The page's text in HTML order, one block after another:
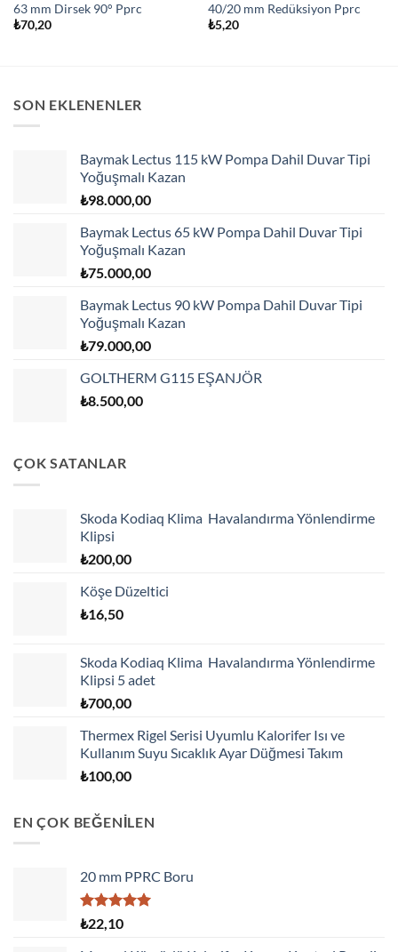
63 mm Dirsek 90° Pprc
₺70,20
40/20 mm Redüksiyon Pprc
₺5,20
SON EKLENENLER
Baymak Lectus 115 kW Pompa Dahil Duvar Tipi
Yoğuşmalı Kazan
₺98.000,00
Baymak Lectus 65 kW Pompa Dahil Duvar Tipi
Yoğuşmalı Kazan
₺75.000,00
Baymak Lectus 90 kW Pompa Dahil Duvar Tipi
Yoğuşmalı Kazan
₺79.000,00
GOLTHERM G115 EŞANJÖR
₺8.500,00
ÇOK SATANLAR
Skoda Kodiaq Klima Havalandırma Yönlendirme
Klipsi
₺200,00
Köşe Düzeltici
₺16,50
Skoda Kodiaq Klima Havalandırma Yönlendirme
Klipsi 5 adet
₺700,00
Thermex Rigel Serisi Uyumlu Kalorifer Isı ve
Kullanım Suyu Sıcaklık Ayar Düğmesi Takım
₺100,00
EN ÇOK BEĞENİLEN
20 mm PPRC Boru
5 üzerinden
5.00oy
₺22,10